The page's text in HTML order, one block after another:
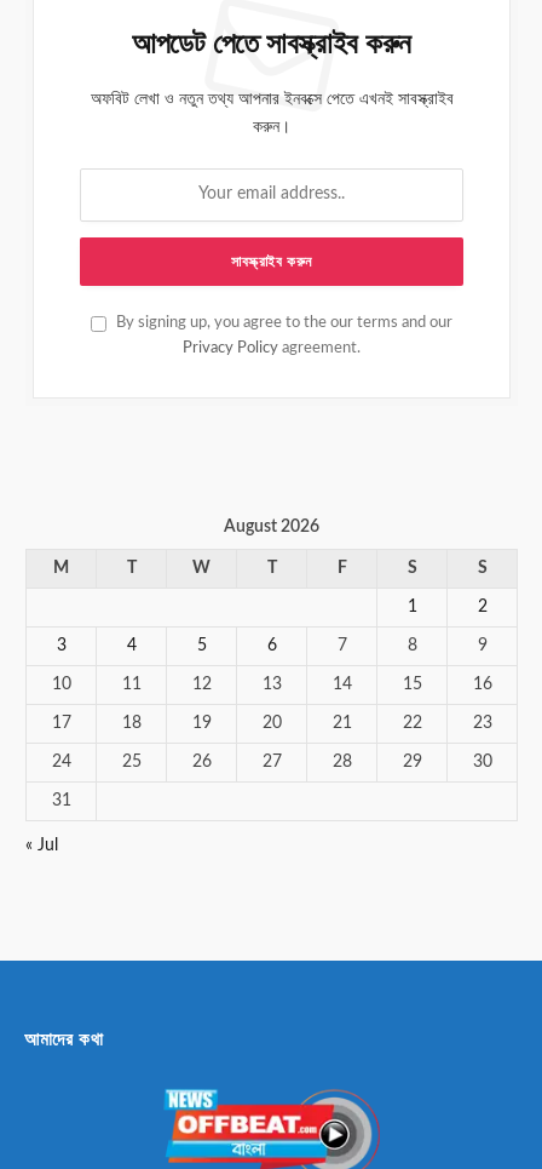
আপডেট পেতে সাবস্ক্রাইব করুন
অফবিট লেখা ও নতুন তথ্য আপনার ইনবক্সে পেতে এখনই সাবস্ক্রাইব
করুন।
By signing up, you agree to the our terms and our
Privacy Policy agreement.
August 2026
M T W T F S S
1 2
3 4 5 6 7 8 9
10 11 12 13 14 15 16
17 18 19 20 21 22 23
24 25 26 27 28 29 30
31
« Jul
আমাদের কথা